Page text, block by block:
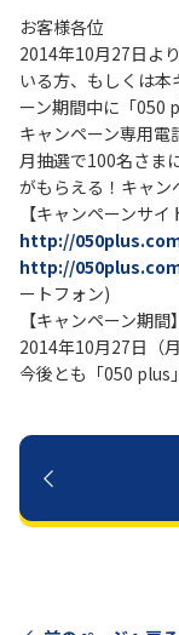
お問い合
履歴・お
お知
NTTドコモビジ
OCN サ
お客様各位
2014年10月27日よ
いる方、もしくは本
ーン期間中に「050
キャンペーン専用
月抽選で100名さま
がもらえる！キャン
【キャンペーンサイ
http://
http://
ートフォン)
【キャンペーン期間】
2014年10月27日（
今後とも「050 plus